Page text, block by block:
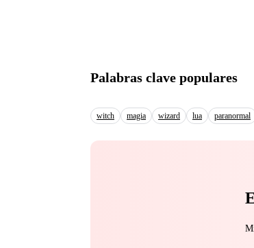
Palabras clave populares
witch magia wizard lua paranormal